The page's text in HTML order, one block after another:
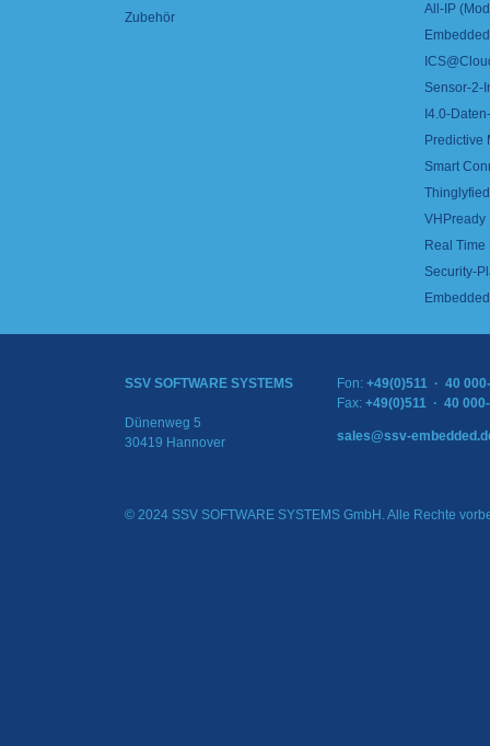
Zubehör
All-IP
Sensor-2-
I4.0-
Predictive
Smart
VHPready
Real
Security-
SSV SOFTWARE SYSTEMS
Dünenweg 5
30419 Hannover
Fon: +49(0)511 · 40
Fax: +49(0)511 · 40
sales@ssv-
© 2024 SSV SOFTWARE SYSTEMS GmbH. Alle Rechte